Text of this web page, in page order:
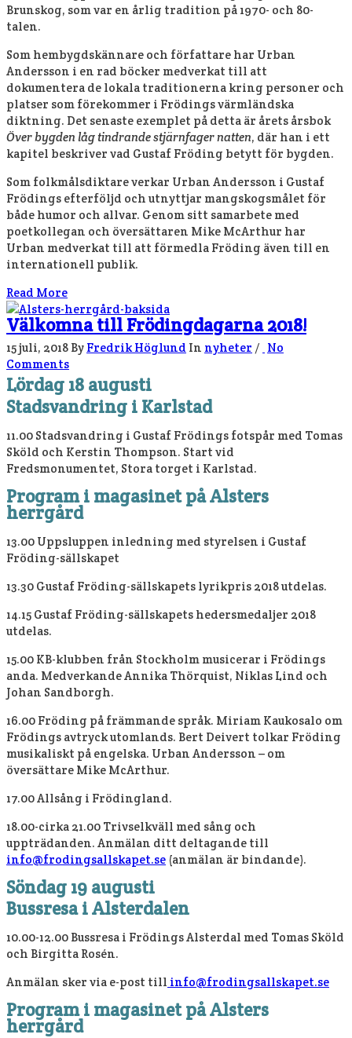
Brunskog, som var en årlig tradition på 1970- och 80-
talen.
Som hembygdskännare och författare har Urban
Andersson i en rad böcker medverkat till att
dokumentera de lokala traditionerna kring personer och
platser som förekommer i Frödings värmländska
diktning. Det senaste exemplet på detta är årets årsbok
Över bygden låg tindrande stjärnfager natten, där han i ett
kapitel beskriver vad Gustaf Fröding betytt för bygden.
Som folkmålsdiktare verkar Urban Andersson i Gustaf
Frödings efterföljd och utnyttjar mangskogsmålet för
både humor och allvar. Genom sitt samarbete med
poetkollegan och översättaren Mike McArthur har
Urban medverkat till att förmedla Fröding även till en
internationell publik.
Read More
Välkomna till Frödingdagarna 2018!
15 juli, 2018 By Fredrik Höglund In nyheter / No
Comments
Lördag 18 augusti
Stadsvandring i Karlstad
11.00 Stadsvandring i Gustaf Frödings fotspår med Tomas
Sköld och Kerstin Thompson. Start vid
Fredsmonumentet, Stora torget i Karlstad.
Program i magasinet på Alsters
herrgård
13.00 Uppsluppen inledning med styrelsen i Gustaf
Fröding-sällskapet
13.30 Gustaf Fröding-sällskapets lyrikpris 2018 utdelas.
14.15 Gustaf Fröding-sällskapets hedersmedaljer 2018
utdelas.
15.00 KB-klubben från Stockholm musicerar i Frödings
anda. Medverkande Annika Thörquist, Niklas Lind och
Johan Sandborgh.
16.00 Fröding på främmande språk. Miriam Kaukosalo om
Frödings avtryck utomlands. Bert Deivert tolkar Fröding
musikaliskt på engelska. Urban Andersson – om
översättare Mike McArthur.
17.00 Allsång i Frödingland.
18.00-cirka 21.00 Trivselkväll med sång och
uppträdanden. Anmälan ditt deltagande till
info@frodingsallskapet.se (anmälan är bindande).
Söndag 19 augusti
Bussresa i Alsterdalen
10.00-12.00 Bussresa i Frödings Alsterdal med Tomas Sköld
och Birgitta Rosén.
Anmälan sker via e-post till info@frodingsallskapet.se
Program i magasinet på Alsters
herrgård